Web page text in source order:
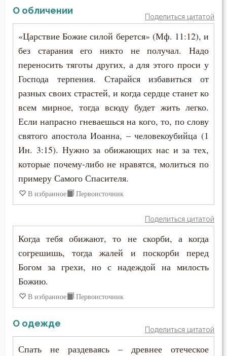
О обличении
Поделиться цитатой
«Царствие Божие силой берется» (Мф. 11:12), и
без старания его никто не получал. Надо
переносить тяготы других, а для этого проси у
Господа терпения. Старайся избавиться от
разных своих страстей, и когда сердце станет ко
всем мирное, тогда всюду будет жить легко.
Если напрасно гневаешься на кого, то, по слову
святого апостола Иоанна, – человекоубийца (1
Ин. 3:15). Нужно за обижающих нас и за тех,
которые почему-либо не нравятся, молиться по
примеру Самого Спасителя.
В избранное Первоисточник
Поделиться цитатой
Когда тебя обижают, то не скорби, а когда
согрешишь, тогда жалей и поскорби перед
Богом за грехи, но с надеждой на милость
Божию.
В избранное Первоисточник
О одежде
Поделиться цитатой
Спать не раздеваясь – древнее отеческое